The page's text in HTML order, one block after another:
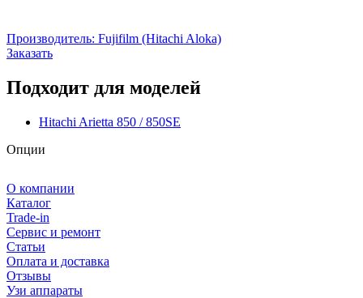
Производитель: Fujifilm (Hitachi Aloka)
Заказать
Подходит для моделей
Hitachi Arietta 850 / 850SE
Опции
О компании
Каталог
Trade-in
Сервис и ремонт
Статьи
Оплата и доставка
Отзывы
Узи аппараты